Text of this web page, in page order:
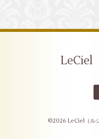
LeCiel
©2026 LeCiel（ル